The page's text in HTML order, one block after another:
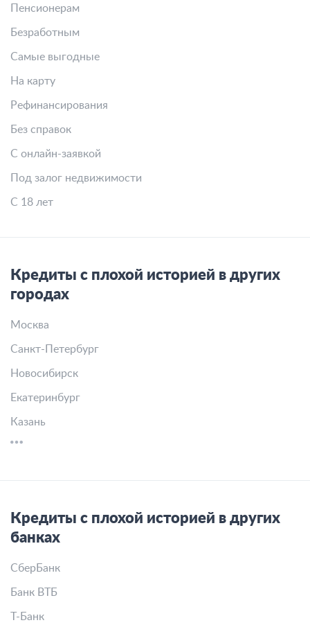
Пенсионерам
Безработным
Самые выгодные
На карту
Рефинансирования
Без справок
С онлайн-заявкой
Под залог недвижимости
С 18 лет
Кредиты с плохой историей в других
городах
Москва
Санкт-Петербург
Новосибирск
Екатеринбург
Казань
Кредиты с плохой историей в других
банках
СберБанк
Банк ВТБ
Т-Банк